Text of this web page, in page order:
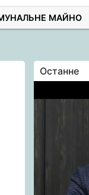
МАЙНО
Останне